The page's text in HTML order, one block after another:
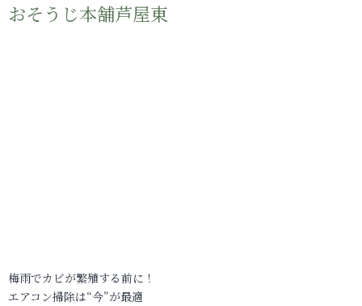
おそうじ本舗芦屋東
梅雨でカビが繁殖する前に！
エアコン掃除は“今”が最適